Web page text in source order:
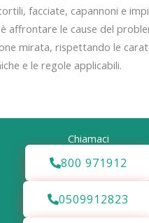
facciate, capannoni e
affrontare le cause del
mirata, rispettando le
e le regole applicabili.
Chiamaci
800 971912
0509912823